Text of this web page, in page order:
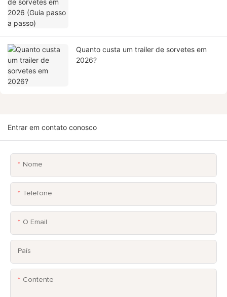
Quanto custa um trailer de sorvetes em
2026?
Entrar em contato conosco
Nome
Telefone
O Email
País
Contente